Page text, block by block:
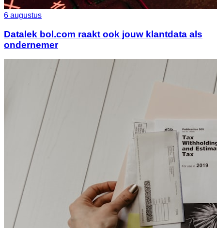
6 augustus
Datalek bol.com raakt ook jouw klantdata als
ondernemer